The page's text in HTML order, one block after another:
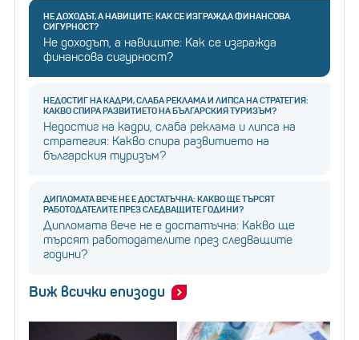
НЕ ДОХОДЪТ, А НАВИЦИТЕ: КАК СЕ ИЗГРАЖДА ФИНАНСОВА
СИГУРНОСТ?
Не доходът, а навиците: Как се изгражда
финансова сигурност?
НЕДОСТИГ НА КАДРИ, СЛАБА РЕКЛАМА И ЛИПСА НА СТРАТЕГИЯ:
КАКВО СПИРА РАЗВИТИЕТО НА БЪЛГАРСКИЯ ТУРИЗЪМ?
Недостиг на кадри, слаба реклама и липса на
стратегия: Какво спира развитието на
българския туризъм?
ДИПЛОМАТА ВЕЧЕ НЕ Е ДОСТАТЪЧНА: КАКВО ЩЕ ТЪРСЯТ
РАБОТОДАТЕЛИТЕ ПРЕЗ СЛЕДВАЩИТЕ ГОДИНИ?
Дипломата вече не е достатъчна: Какво ще
търсят работодателите през следващите
години?
Виж всички епизоди